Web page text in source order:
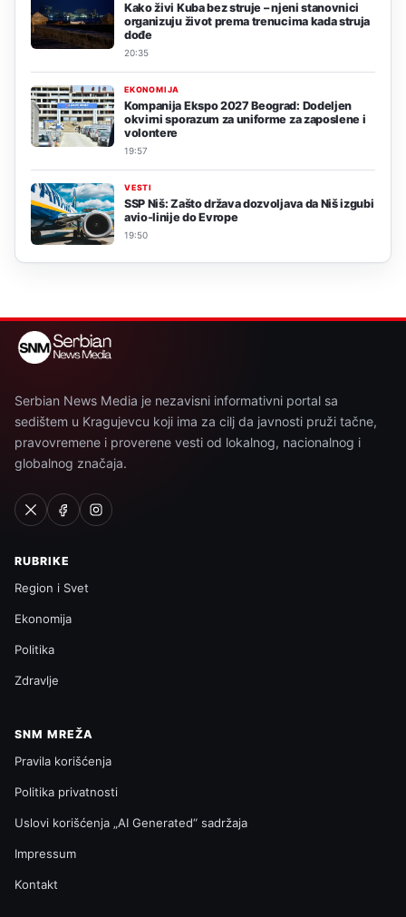
Kako živi Kuba bez struje – njeni stanovnici
organizuju život prema trenucima kada struja
dođe
20:35
EKONOMIJA
Kompanija Ekspo 2027 Beograd: Dodeljen
okvirni sporazum za uniforme za zaposlene i
volontere
19:57
VESTI
SSP Niš: Zašto država dozvoljava da Niš izgubi
avio-linije do Evrope
19:50
Serbian News Media je nezavisni informativni portal sa
sedištem u Kragujevcu koji ima za cilj da javnosti pruži tačne,
pravovremene i proverene vesti od lokalnog, nacionalnog i
globalnog značaja.
RUBRIKE
Region i Svet
Ekonomija
Politika
Zdravlje
SNM MREŽA
Pravila korišćenja
Politika privatnosti
Uslovi korišćenja „AI Generated“ sadržaja
Impressum
Kontakt